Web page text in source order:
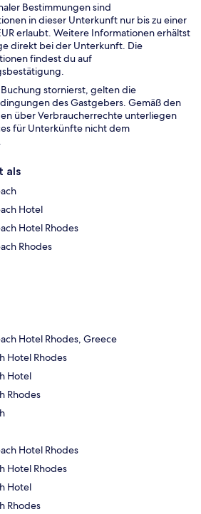
Bestimmungen sind
in dieser Unterkunft nur bis zu einer
erlaubt. Weitere Informationen erhältst
direkt bei der Unterkunft. Die
findest du auf
stornierst, gelten die
des Gastgebers. Gemäß den
über Verbraucherrechte unterliegen
für Unterkünfte nicht dem
als
Hotel
Hotel Rhodes
Rhodes
Hotel Rhodes, Greece
Hotel Rhodes
Hotel
Rhodes
Hotel Rhodes
Hotel Rhodes
Hotel
Rhodes